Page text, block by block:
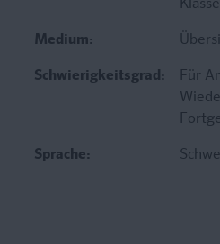
Klasse
Medium:
Schwierigkeitsgrad:
Für
Sprache: